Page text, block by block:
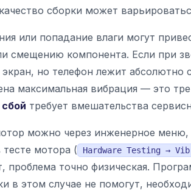
сборки может
или попадание влаги могут
смещению компонента. Если при
экран, но телефон лежит абсолютно
максимальная вибрация — это
требует вмешательства
можно через инженерное меню,
мотора (
Hardware Testing →
проблема точно физическая.
в этом случае не помогут,